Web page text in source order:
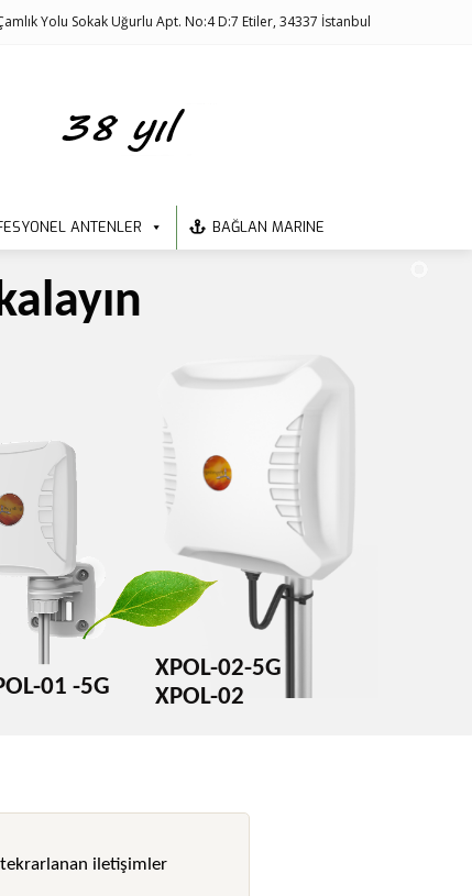
Yolu Sokak Uğurlu Apt. No:4 D:7 Etiler, 34337 İstanbul
ANTENLER BAĞLAN MARINE
01 -5G XPOL-02
XPOL-02-5G
tekrarlanan iletişimler